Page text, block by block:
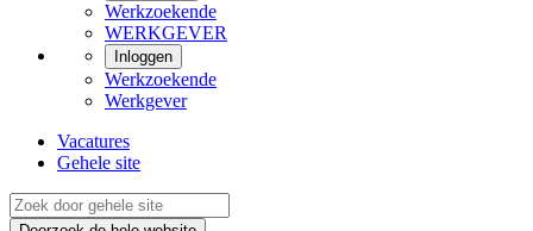
Werkzoekende
WERKGEVER
Inloggen
Werkzoekende
Werkgever
Vacatures
Gehele site